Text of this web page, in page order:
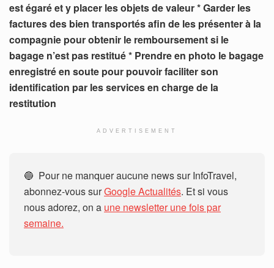
est égaré et y placer les objets de valeur* Garder les
factures des bien transportés afin de les présenter à la
compagnie pour obtenir le remboursement si le
bagage n’est pas restitué* Prendre en photo le bagage
enregistré en soute pour pouvoir faciliter son
identification par les services en charge de la
restitution
ADVERTISEMENT
🔵 Pour ne manquer aucune news sur InfoTravel,
abonnez-vous surGoogle Actualités. Et si vous
nous adorez, on a une newsletter une fois par
semaine.